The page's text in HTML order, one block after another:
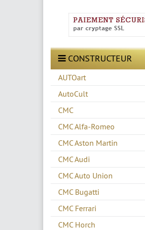
CONSTRUCTEUR
AUTOart
AutoCult
CMC
CMC Alfa-Romeo
CMC Aston Martin
CMC Audi
CMC Auto Union
CMC Bugatti
CMC Ferrari
CMC Horch